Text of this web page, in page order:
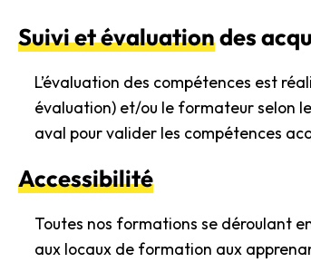
Suivi et évaluationdes
L’évaluation des compétences est
évaluation) et/ou le formateur selon
aval pour valider les compétences
Accessibilité
Toutes nos formations se déroulant
aux locaux de formation aux